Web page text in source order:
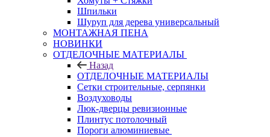
Шпильки
Шуруп для дерева универсальный
МОНТАЖНАЯ ПЕНА
НОВИНКИ
ОТДЕЛОЧНЫЕ МАТЕРИАЛЫ
Назад
ОТДЕЛОЧНЫЕ МАТЕРИАЛЫ
Сетки строительные, серпянки
Воздуховоды
Люк-дверцы ревизионные
Плинтус потолочный
Пороги алюминиевые